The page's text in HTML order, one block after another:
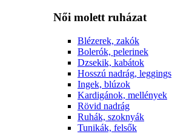
Női molett ruházat
Blézerek, zakók
Bolerók, pelerinek
Dzsekik, kabátok
Hosszú nadrág, leggings
Ingek, blúzok
Kardigánok, mellények
Rövid nadrág
Ruhák, szoknyák
Tunikák, felsők